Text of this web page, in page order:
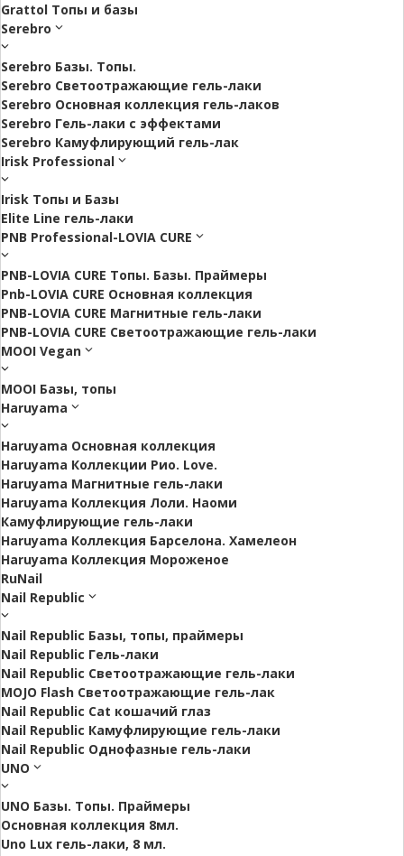
Grattol Топы и базы
Serebro
Serebro Базы. Топы.
Serebro Светоотражающие гель-лаки
Serebro Основная коллекция гель-лаков
Serebro Гель-лаки с эффектами
Serebro Камуфлирующий гель-лак
Irisk Professional
Irisk Топы и Базы
Elite Line гель-лаки
PNB Professional-LOVIA CURE
PNB-LOVIA CURE Топы. Базы. Праймеры
Pnb-LOVIA CURE Основная коллекция
PNB-LOVIA CURE Магнитные гель-лаки
PNB-LOVIA CURE Cветоотражающие гель-лаки
MOOI Vegan
MOOI Базы, топы
Haruyama
Haruyama Основная коллекция
Haruyama Коллекции Рио. Love.
Haruyama Магнитные гель-лаки
Haruyama Коллекция Лоли. Наоми
Камуфлирующие гель-лаки
Haruyama Коллекция Барселона. Хамелеон
Haruyama Коллекция Мороженое
RuNail
Nail Republic
Nail Republic Базы, топы, праймеры
Nail Republic Гель-лаки
Nail Republic Светоотражающие гель-лаки
MOJO Flash Светоотражающие гель-лак
Nail Republic Cat кошачий глаз
Nail Republic Камуфлирующие гель-лаки
Nail Republic Однофазные гель-лаки
UNO
UNO Базы. Топы. Праймеры
Основная коллекция 8мл.
Uno Lux гель-лаки, 8 мл.